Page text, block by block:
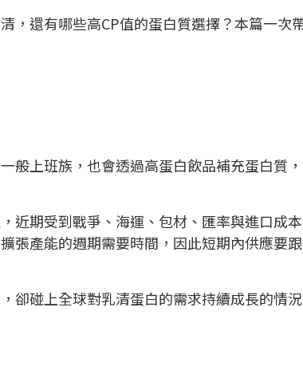
，還有哪些高CP值的蛋白質選擇？本篇一次
般上班族，也會透過高蛋白飲品補充蛋白質
近期受到戰爭、海運、包材、匯率與進口成
張產能的週期需要時間，因此短期內供應要
卻碰上全球對乳清蛋白的需求持續成長的情